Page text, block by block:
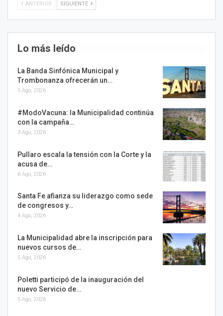
ANTERIOR SIGUIENTE
Lo más leído
La Banda Sinfónica Municipal y
Trombonanza ofrecerán un…
5 Ago, 2026
#ModoVacuna: la Municipalidad continúa
con la campaña…
3 Ago, 2026
Pullaro escala la tensión con la Corte y la
acusa de…
6 Ago, 2026
Santa Fe afianza su liderazgo como sede
de congresos y…
4 Ago, 2026
La Municipalidad abre la inscripción para
nuevos cursos de…
5 Ago, 2026
Poletti participó de la inauguración del
nuevo Servicio de…
5 Ago, 2026